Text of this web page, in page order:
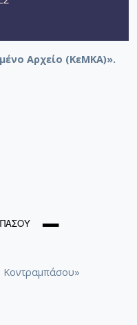
Αρχείο (ΚεΜΚΑ)».
Κοντραμπάσου»